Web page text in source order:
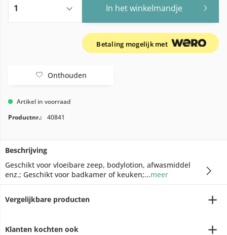
In het winkelmandje
Betaling mogelijk met
Onthouden
Artikel in voorraad
Productnr.:
40841
Beschrijving
Geschikt voor vloeibare zeep, bodylotion, afwasmiddel
enz.; Geschikt voor badkamer of keuken;...meer
Vergelijkbare producten
Klanten kochten ook